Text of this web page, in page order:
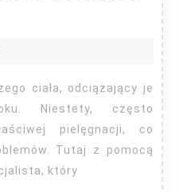
Niestety, często
pielęgnacji, co
Tutaj z pomocą
który